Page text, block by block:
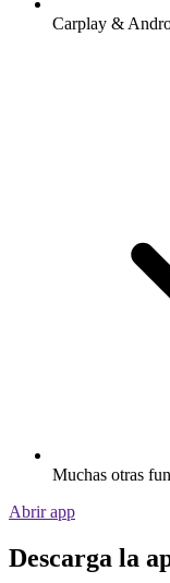
Carplay &
Muchas otras
Abrir app
Descarga la